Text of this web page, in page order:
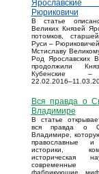
Рюриковичи
В статье
Великих Князей
потомков,
Руси –
Мстиславу
Род Ярославских
продолжили
Кубенские –
Вся правда о
Владимире
В статье
вся правда о
Владимире,
православные и
историки,
историческая
современные
фабрикующие